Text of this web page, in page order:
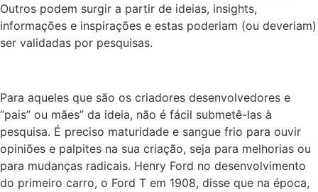
Outros podem surgir a partir de ideias, insights,
informações e inspirações e estas poderiam (ou deveriam)
ser validadas por pesquisas.
Para aqueles que são os criadores desenvolvedores e
“pais” ou mães” da ideia, não é fácil submetê-las à
pesquisa. É preciso maturidade e sangue frio para ouvir
opiniões e palpites na sua criação, seja para melhorias ou
para mudanças radicais. Henry Ford no desenvolvimento
do primeiro carro, o Ford T em 1908, disse que na época,